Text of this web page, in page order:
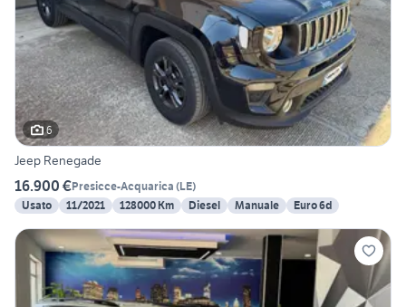
6
Jeep Renegade
16.900 €Presicce-Acquarica (LE)
Usato
11/2021 128000 Km Diesel Manuale Euro 6d